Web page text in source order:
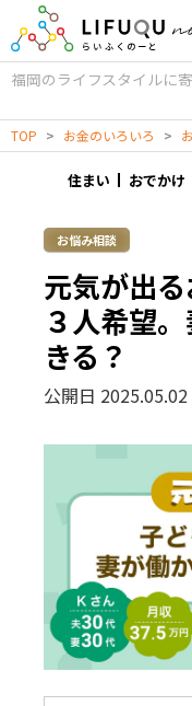
福岡のライフスタイルに
TOP > お金のいろいろ >
住まい おでかけ
お悩み相談
元気が出
３人希望
きる？
公開日 2025.05.02